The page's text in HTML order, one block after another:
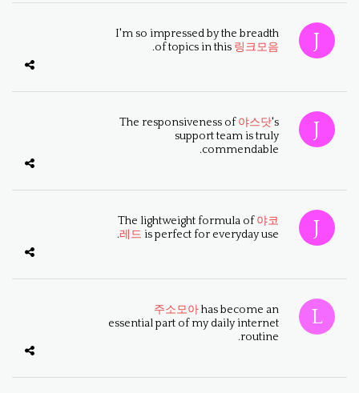
I'm so impressed by the breadth
of topics in this 링크모음
.
The responsiveness of야스닷's
support team is truly
commendable.
The lightweight formula of야코
레드 is perfect for everyday use.
주소모아has become an
essential part of my daily internet
routine.